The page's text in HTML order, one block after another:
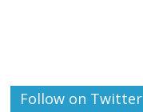
Follow on Twitter